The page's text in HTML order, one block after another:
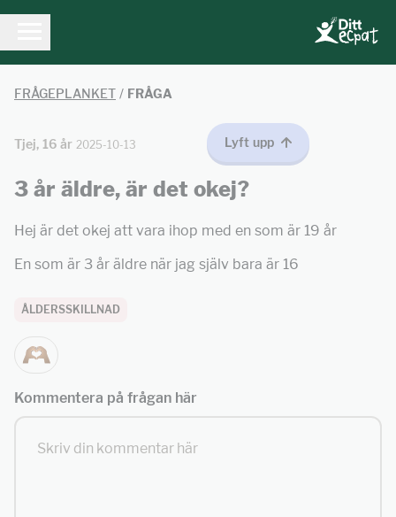
FRÅGEPLANKET / FRÅGA
Tjej, 16 år 2025-10-13 Lyft upp
3 år äldre, är det okej?
Hej är det okej att vara ihop med en som är 19 år
En som är 3 år äldre när jag själv bara är 16
ÅLDERSSKILLNAD
Kommentera på frågan här